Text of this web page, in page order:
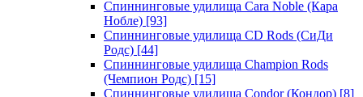
Спиннинговые удилища Cara Noble (Кара
Нобле) [93]
Спиннинговые удилища CD Rods (СиДи
Родс) [44]
Спиннинговые удилища Champion Rods
(Чемпион Родс) [15]
Спиннинговые удилища Condor (Кондор) [8]